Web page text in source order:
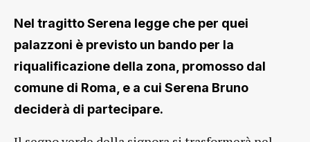
Nel tragitto Serena legge che per quei
palazzoni è previsto un bando per la
riqualificazione della zona, promosso dal
comune di Roma, e a cui Serena Bruno
deciderà di partecipare.